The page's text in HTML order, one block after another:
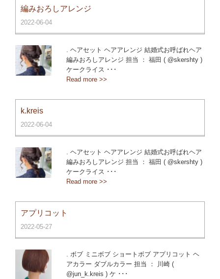
編みおろしアレンジ
2022-06-04
. ヘアセット ヘアアレンジ 結婚式お呼ばれヘア
編みおろしアレンジ 担当 ： 福田 ( @skershty )
ケークライス ･･･
Read more >>
k.kreis
2022-06-04
. ヘアセット ヘアアレンジ 結婚式お呼ばれヘア
編みおろしアレンジ 担当 ： 福田 ( @skershty )
ケークライス ･･･
Read more >>
アプリコット
2022-05-27
. ボブ ミニボブ ショートボブ アプリコット ヘ
アカラー ダブルカラー 担当 ： 川崎 (
@jun_k.kreis ) ケ ･･･